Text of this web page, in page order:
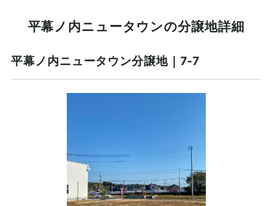
平幕ノ内ニュータウンの分譲地詳細
平幕ノ内ニュータウン分譲地｜7-7